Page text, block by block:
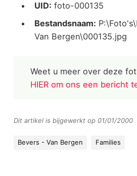
UID: foto-000135
Bestandsnaam:
Van Bergen\000135.jpg
Weet u meer over deze
HIER om ons een bericht
Dit artikel is bijgewerkt op 01/01/2000
Bevers - Van Bergen Families